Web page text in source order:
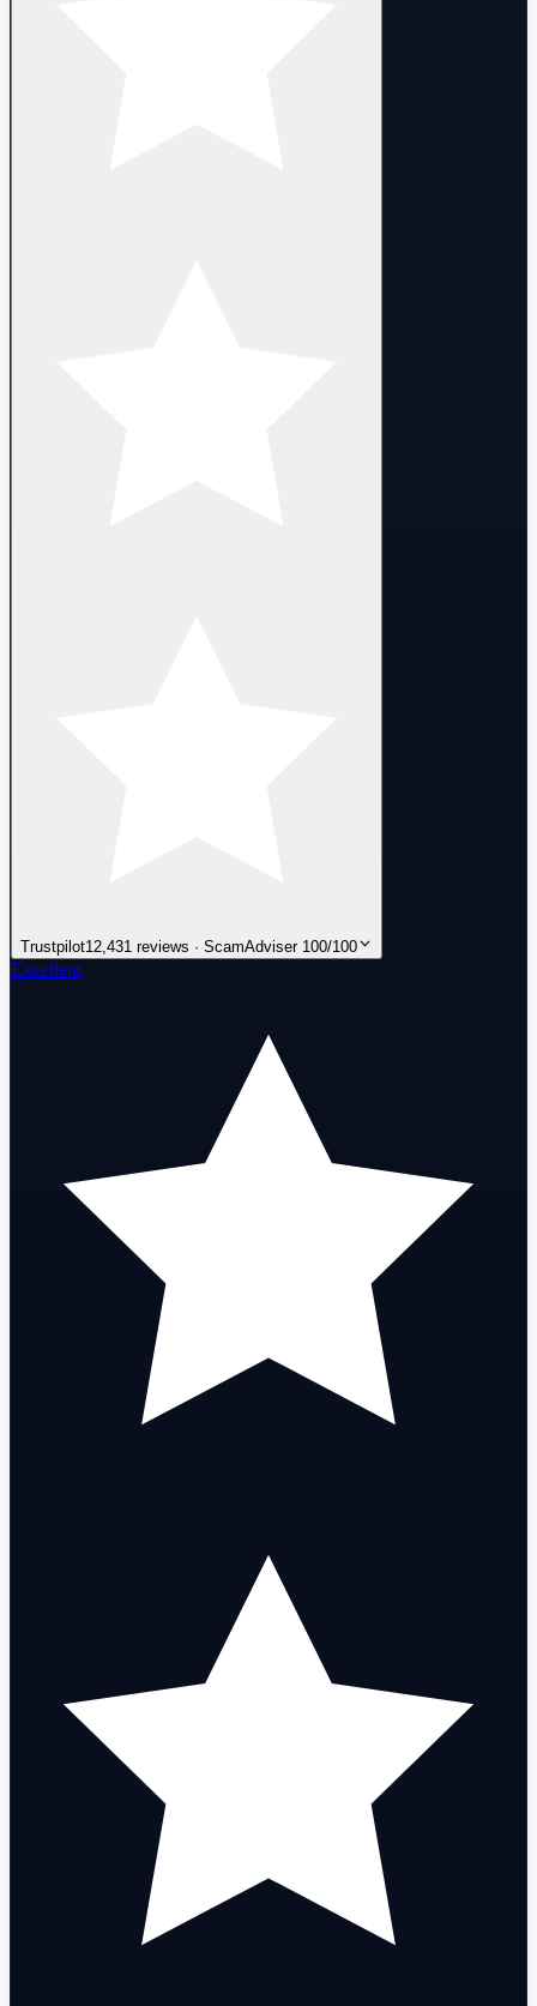
Trustpilot12,431 reviews · ScamAdviser 100/100
Excellent